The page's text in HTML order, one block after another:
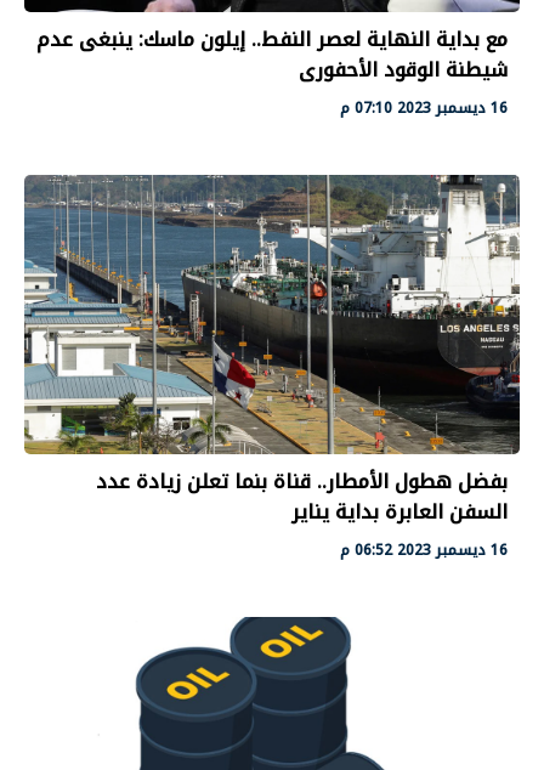
مع بداية النهاية لعصر النفط.. إيلون ماسك: ينبغى عدم
شيطنة الوقود الأحفورى
16 ديسمبر 2023 07:10 م
بفضل هطول الأمطار.. قناة بنما تعلن زيادة عدد
السفن العابرة بداية يناير
16 ديسمبر 2023 06:52 م